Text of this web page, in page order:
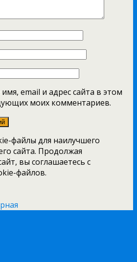
email и адрес сайта в этом
моих комментариев.
файлы для наилучшего
сайта. Продолжая
вы соглашаетесь с
файлов.